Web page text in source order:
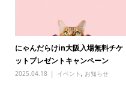
にゃんだらけin大阪入場無料チケ
ットプレゼントキャンペーン
2025.04.18 イベント, お知らせ